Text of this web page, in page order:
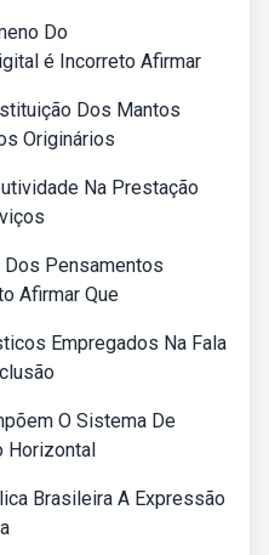
Do
é Incorreto Afirmar
Dos Mantos
Originários
Na Prestação
Dos Pensamentos
Afirmar Que
Empregados Na Fala
O Sistema De
Horizontal
Brasileira A Expressão